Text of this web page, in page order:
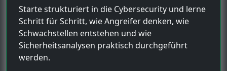
Starte strukturiert in die Cybersecurity und lerne
Schritt für Schritt, wie Angreifer denken, wie
Schwachstellen entstehen und wie
Sicherheitsanalysen praktisch durchgeführt
werden.